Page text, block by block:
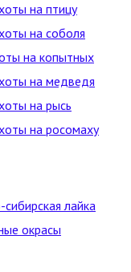
на птицу
на соболя
на копытных
на медведя
на рысь
на росомаху
лайка
окрасы